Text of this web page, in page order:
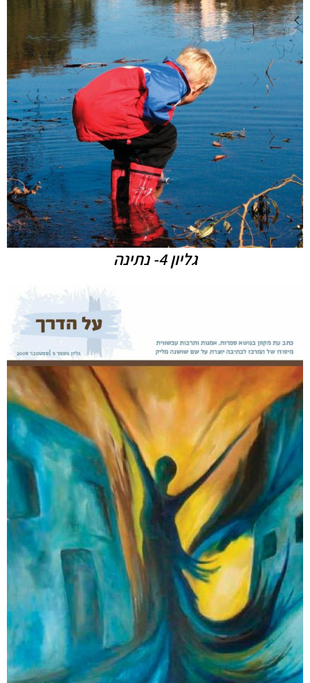
גליון 4- נתינה